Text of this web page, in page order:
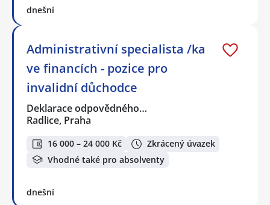
dnešní
Administrativní specialista /ka
ve financích - pozice pro
invalidní důchodce
Deklarace odpovědného…
Radlice, Praha
16 000 – 24 000 Kč
Zkrácený úvazek
Vhodné také pro absolventy
dnešní